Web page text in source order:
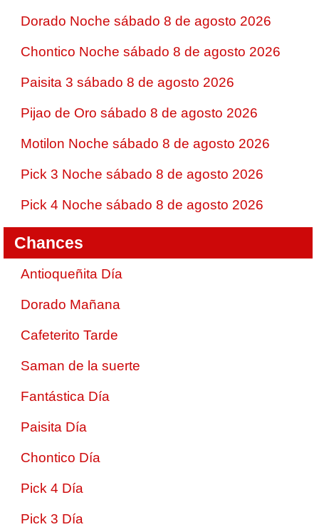
Dorado Noche sábado 8 de agosto 2026
Chontico Noche sábado 8 de agosto 2026
Paisita 3 sábado 8 de agosto 2026
Pijao de Oro sábado 8 de agosto 2026
Motilon Noche sábado 8 de agosto 2026
Pick 3 Noche sábado 8 de agosto 2026
Pick 4 Noche sábado 8 de agosto 2026
Chances
Antioqueñita Día
Dorado Mañana
Cafeterito Tarde
Saman de la suerte
Fantástica Día
Paisita Día
Chontico Día
Pick 4 Día
Pick 3 Día